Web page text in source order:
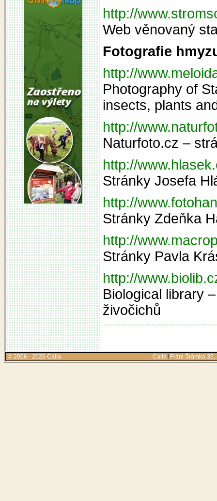
http://
Web věnovaný
Fotografie
http://
Photography of
insects, plants
http://
Naturfoto.cz –
http://
Stránky Josefa
http://
Stránky Zdeňka
http://
Stránky Pavla
http://
Biological library
živočichů
© 2006 - 2026 Calla Calla Fráni Šrámka